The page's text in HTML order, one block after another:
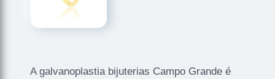
A galvanoplastia bijuterias Campo Grande é